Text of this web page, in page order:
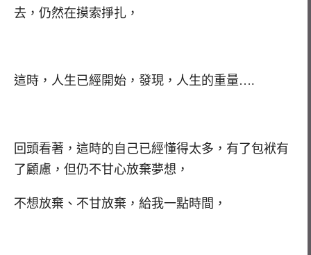
去，仍然在摸索掙扎，
這時，人生已經開始，發現，人生的重量….
回頭看著，這時的自己已經懂得太多，有了包袱有
了顧慮，但仍不甘心放棄夢想，
不想放棄、不甘放棄，給我一點時間，